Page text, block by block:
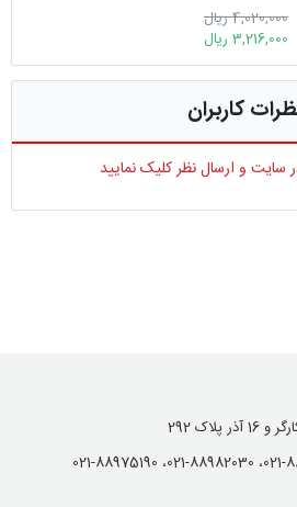
4,020,000 ریال
3,216,000 ریال
کاربران
و ارسال نظر کلیک نمایید
292